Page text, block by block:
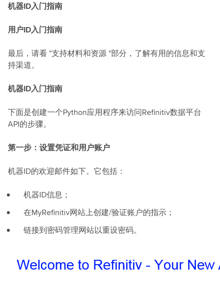
机器ID入门指南
用户ID入门指南
最后，请看 "支持材料和资源 "部分，了解有用的信息和支
持渠道。
机器ID入门指南
下面是创建一个Python应用程序来访问Refinitiv数据平台
API的步骤。
第一步：设置凭证和用户账户
机器ID的欢迎邮件如下。它包括：
机器ID信息；
在MyRefinitiv网站上创建/验证账户的指示；
链接到密码管理网站以重设密码。